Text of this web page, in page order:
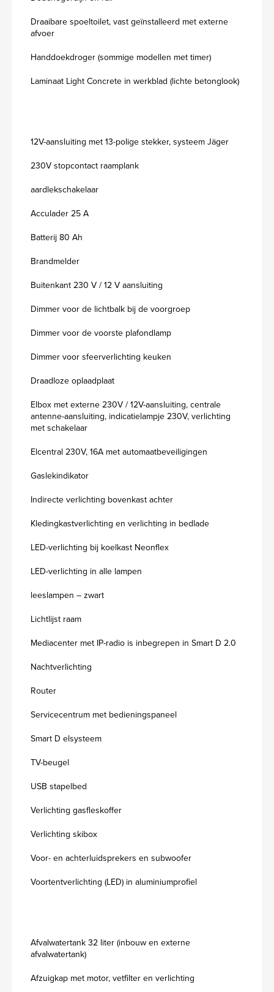
Draaibare spoeltoilet, vast geïnstalleerd met externe
afvoer
Handdoekdroger (sommige modellen met timer)
Laminaat Light Concrete in werkblad (lichte betonglook)
12V-aansluiting met 13-polige stekker, systeem Jäger
230V stopcontact raamplank
aardlekschakelaar
Acculader 25 A
Batterij 80 Ah
Brandmelder
Buitenkant 230 V / 12 V aansluiting
Dimmer voor de lichtbalk bij de voorgroep
Dimmer voor de voorste plafondlamp
Dimmer voor sfeerverlichting keuken
Draadloze oplaadplaat
Elbox met externe 230V / 12V-aansluiting, centrale
antenne-aansluiting, indicatielampje 230V, verlichting
met schakelaar
Elcentral 230V, 16A met automaatbeveiligingen
Gaslekindikator
Indirecte verlichting bovenkast achter
Kledingkastverlichting en verlichting in bedlade
LED-verlichting bij koelkast Neonflex
LED-verlichting in alle lampen
leeslampen – zwart
Lichtlijst raam
Mediacenter met IP-radio is inbegrepen in Smart D 2.0
Nachtverlichting
Router
Servicecentrum met bedieningspaneel
Smart D elsysteem
TV-beugel
USB stapelbed
Verlichting gasfleskoffer
Verlichting skibox
Voor- en achterluidsprekers en subwoofer
Voortentverlichting (LED) in aluminiumprofiel
Afvalwatertank 32 liter (inbouw en externe
afvalwatertank)
Afzuigkap met motor, vetfilter en verlichting